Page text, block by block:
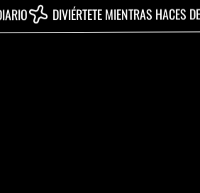
DIVIÉRTETE MIENTRAS HACES DEPORTE